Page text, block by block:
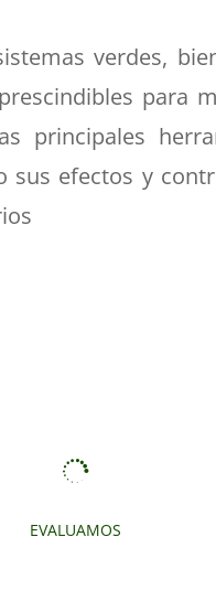
verdes,
para
principales
efectos y

EVALUAMOS